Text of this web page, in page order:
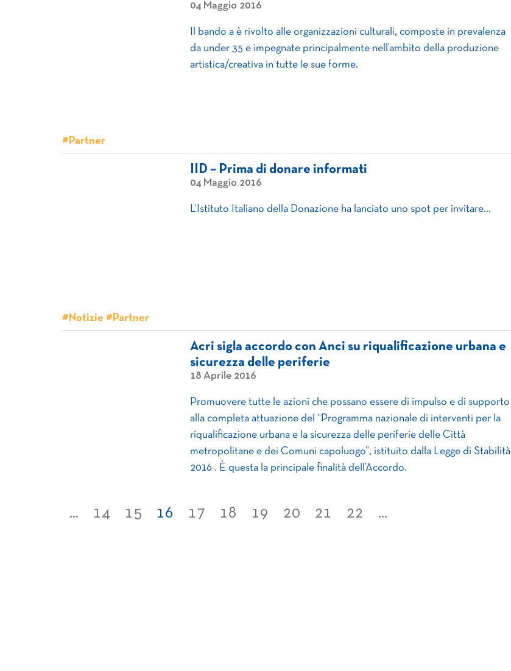
04 Maggio 2016
Il bando a è rivolto alle organizzazioni culturali, composte in prevalenza
da under 35 e impegnate principalmente nell’ambito della produzione
artistica/creativa in tutte le sue forme.
#Partner
IID – Prima di donare informati
04 Maggio 2016
L’Istituto Italiano della Donazione ha lanciato uno spot per invitare…
#Notizie #Partner
Acri sigla accordo con Anci su riqualificazione urbana e
sicurezza delle periferie
18 Aprile 2016
Promuovere tutte le azioni che possano essere di impulso e di supporto
alla completa attuazione del “Programma nazionale di interventi per la
riqualificazione urbana e la sicurezza delle periferie delle Città
metropolitane e dei Comuni capoluogo”, istituito dalla Legge di Stabilità
2016 . È questa la principale finalità dell’Accordo.
... 14 15 16 17 18 19 20 21 22 ...